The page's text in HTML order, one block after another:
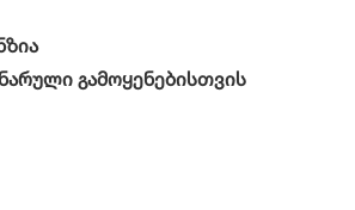
გამოყენებისთვის